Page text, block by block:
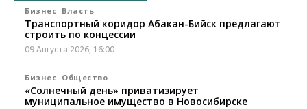
Бизнес Власть
Транспортный коридор Абакан-Бийск предлагают
строить по концессии
09 Августа 2026, 16:00
Бизнес Общество
«Солнечный день» приватизирует
муниципальное имущество в Новосибирске